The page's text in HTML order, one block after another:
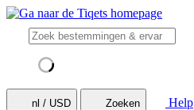
nl / USD Zoeken
Help